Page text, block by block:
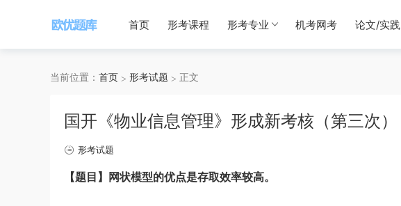
首页 形考课程 形考专业 机考网考 论文/实践
当前位置： 首页 形考试题 正文
国开《物业信息管理》形成新考核（第三次）
形考试题
【题目】网状模型的优点是存取效率较高。